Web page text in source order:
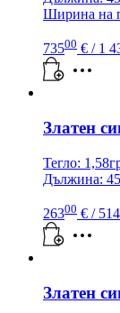
Ширина на
73500 € / 1
Златен
Тегло:
Дължина:
26300 € / 514
Златен